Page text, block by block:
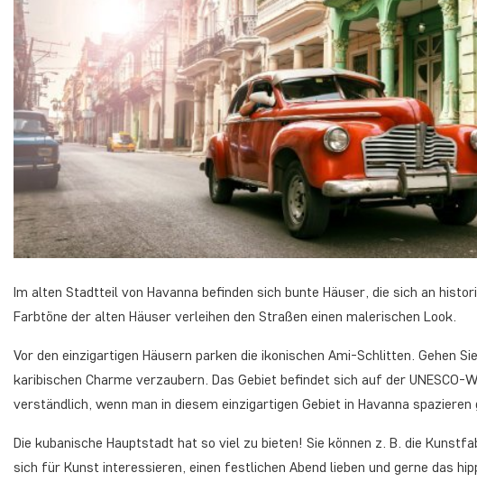
Im alten Stadtteil von Havanna befinden sich bunte Häuser, die sich an
Farbtöne der alten Häuser verleihen den Straßen einen malerischen Look.
Vor den einzigartigen Häusern parken die ikonischen Ami-Schlitten. Gehen
karibischen Charme verzaubern. Das Gebiet befindet sich auf der
verständlich, wenn man in diesem einzigartigen Gebiet in Havanna spazieren
Die kubanische Hauptstadt hat so viel zu bieten! Sie können z. B. die
sich für Kunst interessieren, einen festlichen Abend lieben und gerne das